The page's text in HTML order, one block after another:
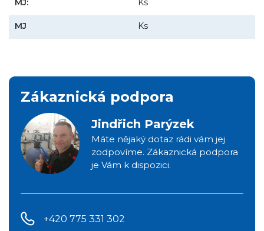
MJ Ks
Zákaznická podpora
Jindřich Parýzek
Máte nějaký dotaz rádi vám jej
zodpovíme. Zákaznická podpora
je Vám k dispozici.
+420 775 331 302